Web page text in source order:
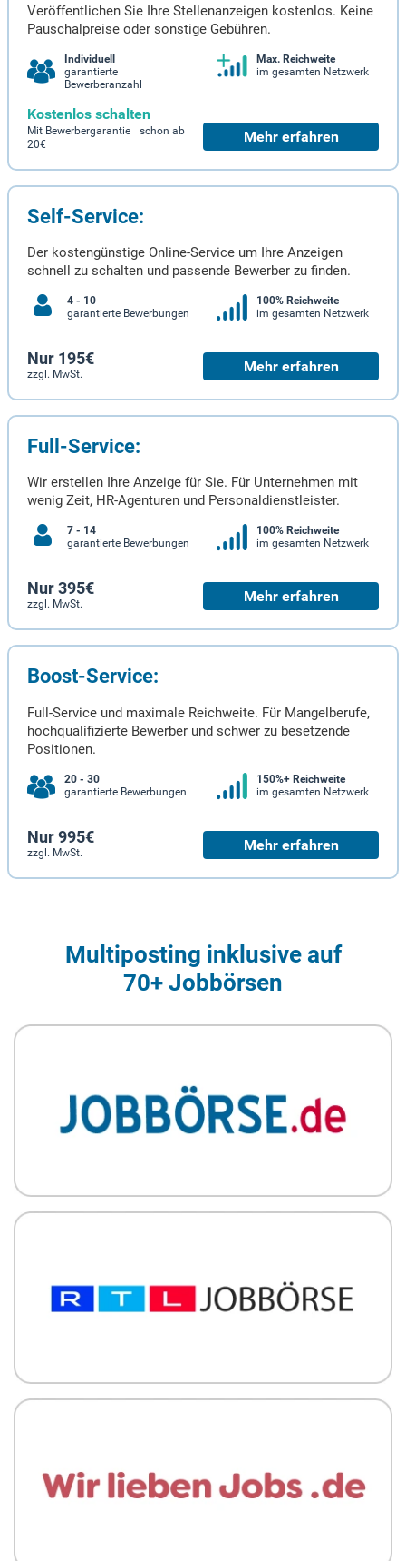
Veröffentlichen Sie Ihre Stellenanzeigen kostenlos. Keine
Pauschalpreise oder sonstige Gebühren.
Individuell
garantierte
Bewerberanzahl
Max. Reichweite
im gesamten Netzwerk
Kostenlos schalten
Mit Bewerbergarantie schon ab
20€
Mehr erfahren
Self-Service:
Der kostengünstige Online-Service um Ihre Anzeigen
schnell zu schalten und passende Bewerber zu finden.
4 - 10
garantierte Bewerbungen
100% Reichweite
im gesamten Netzwerk
Nur 195€
zzgl. MwSt. Mehr erfahren
Full-Service:
Wir erstellen Ihre Anzeige für Sie. Für Unternehmen mit
wenig Zeit, HR-Agenturen und Personaldienstleister.
7 - 14
garantierte Bewerbungen
100% Reichweite
im gesamten Netzwerk
Nur 395€
zzgl. MwSt. Mehr erfahren
Boost-Service:
Full-Service und maximale Reichweite. Für Mangelberufe,
hochqualifizierte Bewerber und schwer zu besetzende
Positionen.
20 - 30
garantierte Bewerbungen
150%+ Reichweite
im gesamten Netzwerk
Nur 995€
zzgl. MwSt. Mehr erfahren
Multiposting inklusive auf
70+ Jobbörsen